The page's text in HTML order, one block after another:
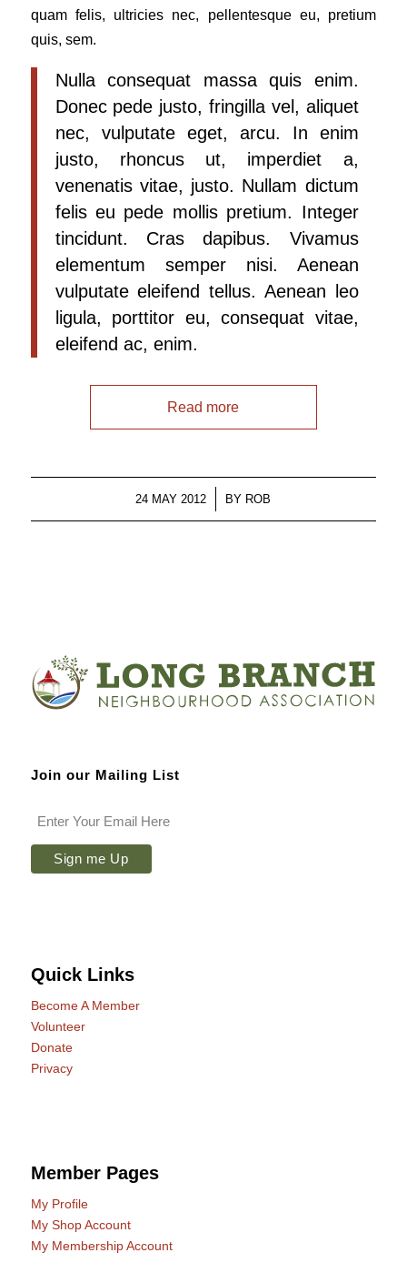
quam felis, ultricies nec, pellentesque eu, pretium
quis, sem.
Nulla consequat massa quis enim.
Donec pede justo, fringilla vel, aliquet
nec, vulputate eget, arcu. In enim
justo, rhoncus ut, imperdiet a,
venenatis vitae, justo. Nullam dictum
felis eu pede mollis pretium. Integer
tincidunt. Cras dapibus. Vivamus
elementum semper nisi. Aenean
vulputate eleifend tellus. Aenean leo
ligula, porttitor eu, consequat vitae,
eleifend ac, enim.
Read more
24 MAY 2012
/ BY ROB
Join our Mailing List
Quick Links
Become A Member
Volunteer
Donate
Privacy
Member Pages
My Profile
My Shop Account
My Membership Account